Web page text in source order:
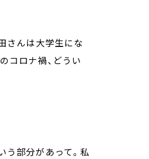
さんは大学生にな
コロナ禍、どうい
う部分があって。私